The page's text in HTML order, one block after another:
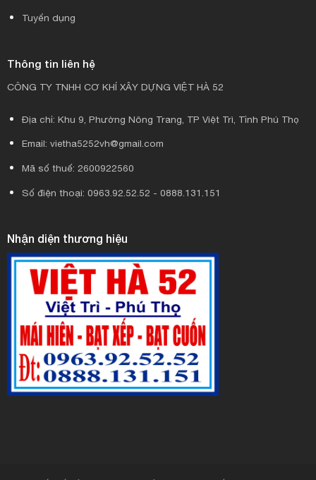
Tuyển dụng
Thông tin liên hệ
CÔNG TY TNHH CƠ KHÍ XÂY DỰNG VIỆT HÀ 52
Địa chỉ: Khu 9, Phường Nông Trang, TP Việt Trì, Tỉnh Phú Thọ
Email: vietha5252vh@gmail.com
Mã số thuế: 2600922560
Số điện thoại: 0963.92.52.52 - 0888.131.151
Nhận diện thương hiệu